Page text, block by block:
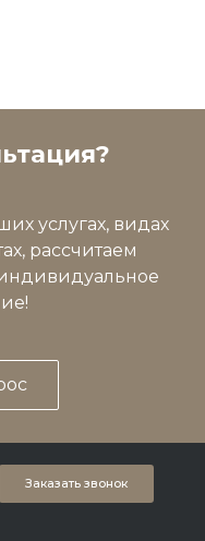
услугах, видах
рассчитаем
Заказать звонок